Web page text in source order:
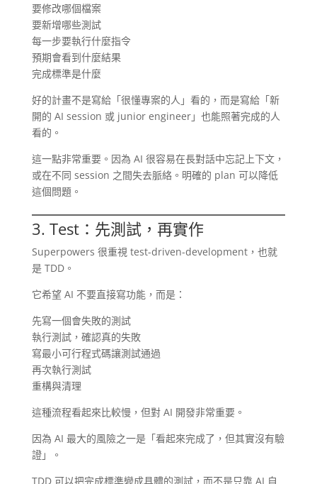
要修改哪個檔案
要新增哪些測試
每一步要執行什麼指令
預期會看到什麼結果
完成標準是什麼
好的計畫不是寫給「很懂專案的人」看的，而是寫給「新
開的 AI session 或 junior engineer」也能照著完成的人
看的。
這一點非常重要。因為 AI 很容易在長對話中忘記上下文，
或在不同 session 之間失去脈絡。明確的 plan 可以降低
這個問題。
3. Test：先測試，再實作
Superpowers 很重視 test-driven-development，也就
是 TDD。
它希望 AI 不要直接寫功能，而是：
先寫一個會失敗的測試
執行測試，確認真的失敗
寫最小可行程式碼讓測試通過
再次執行測試
重構與清理
這種流程看起來比較慢，但對 AI 開發非常重要。
因為 AI 最大的風險之一是「看起來完成了，但其實沒有驗
證」。
TDD 可以把完成標準變成具體的測試，而不是只靠 AI 自